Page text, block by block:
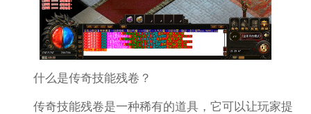
什么是传奇技能残卷？
传奇技能残卷是一种稀有的道具，它可以让玩家提